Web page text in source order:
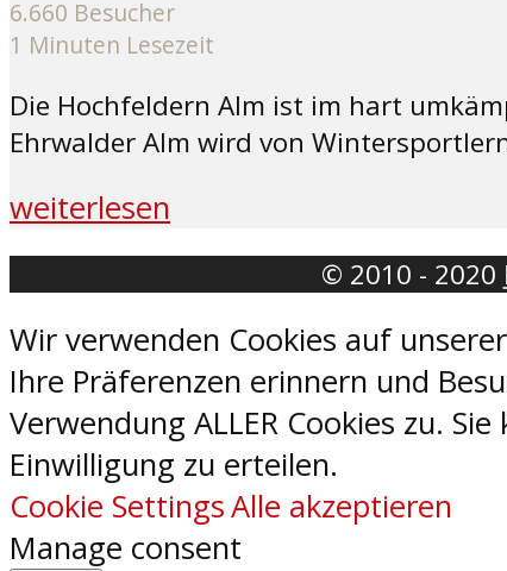
6.660 Besucher
1 Minuten Lesezeit
Die Hochfeldern Alm ist im hart
Ehrwalder Alm wird von
weiterlesen
© 2010 - 2020
Wir verwenden Cookies auf
Ihre Präferenzen erinnern und
Verwendung ALLER Cookies zu.
Einwilligung zu erteilen.
Cookie SettingsAlle akzeptieren
Manage consent